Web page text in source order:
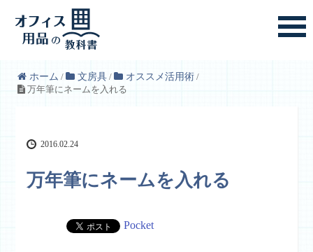
ホーム / 文房具 / オススメ活用術 /
万年筆にネームを入れる
2016.02.24
万年筆にネームを入れる
Pocket